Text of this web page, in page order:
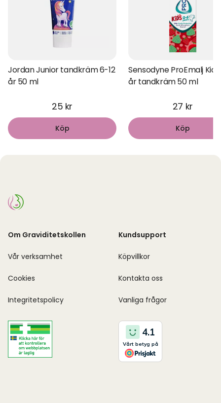
Jordan Junior tandkräm 6-12
år 50 ml
25 kr
Köp
Sensodyne ProEmalj
år tandkräm 50 ml
27 kr
Köp
Om Graviditetskollen
Vår verksamhet
Cookies
Integritetspolicy
Kundsupport
Köpvillkor
Kontakta oss
Vanliga frågor